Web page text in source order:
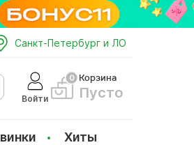
Санкт-Петербург и ЛО
Войти
Корзина
Пусто
Хиты